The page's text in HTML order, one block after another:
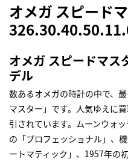
オメガ スピード
オメガ スピードマス
デル
数あるオメガの時計の中で、
マスター」です。人気ゆえに
引されています。ムーンウォ
の「プロフェッショナル」、
ートマティック」、1957年の